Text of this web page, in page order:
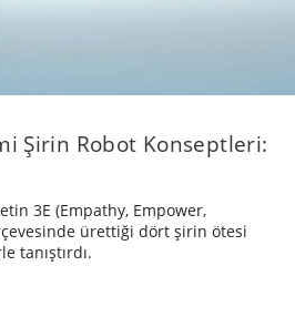
Şirin Robot Konseptleri:
3E (Empathy, Empower,
ürettiği dört şirin ötesi
tanıştırdı.